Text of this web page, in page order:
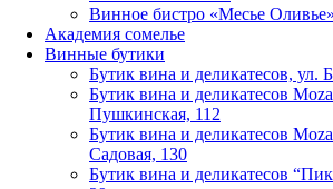
Винное бистро «Месье Оливье»
Академия сомелье
Винные бутики
Бутик вина и деликатесов, ул.
Бутик вина и деликатесов
Пушкинская, 112
Бутик вина и деликатесов
Садовая, 130
Бутик вина и деликатесов